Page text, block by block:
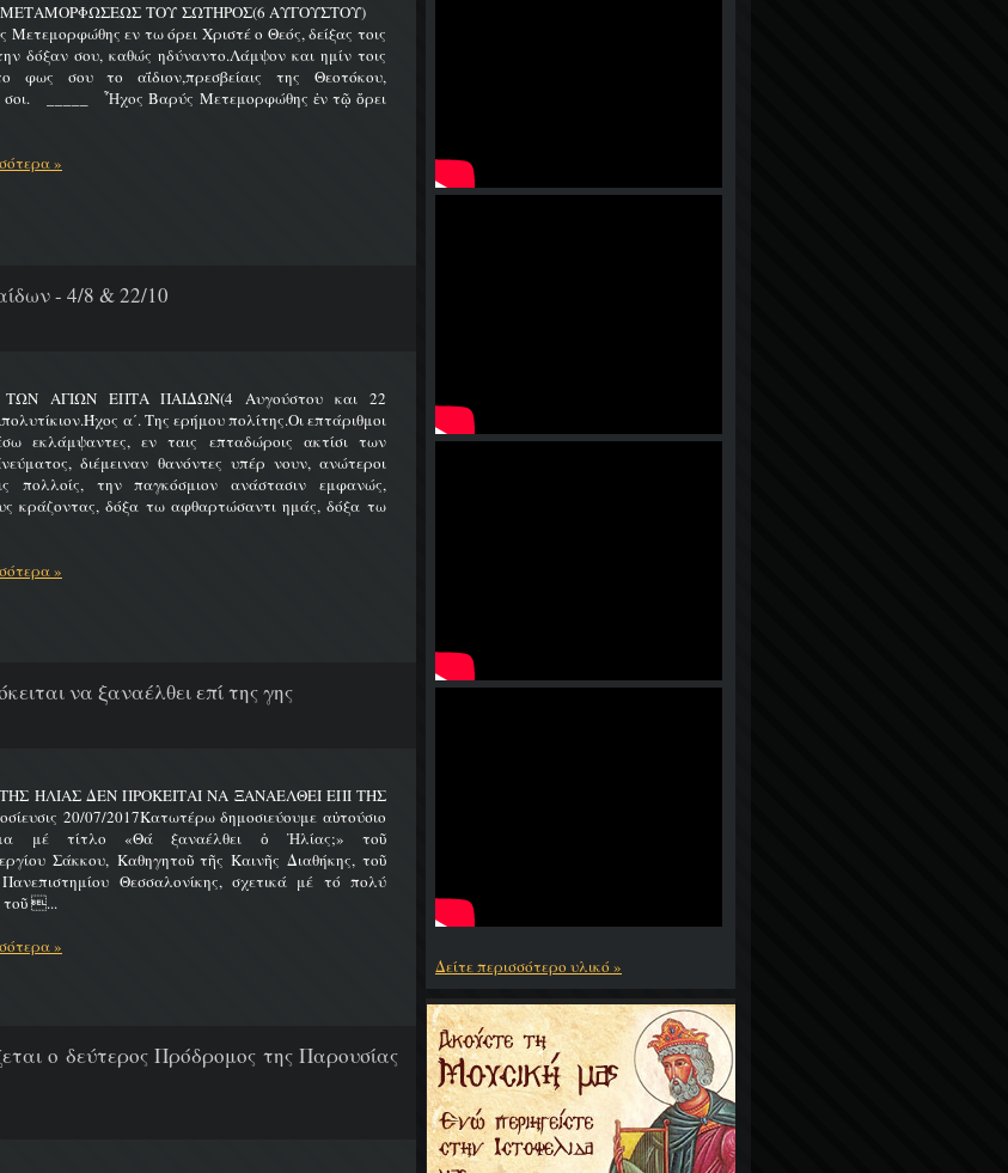
Δείτε περισσότερο υλικό »
ΜΕΤΑΜΟΡΦΩΣΕΩΣ ΤΟΥ ΣΩΤΗΡΟΣ(6 ΑΥΓΟΥΣΤΟΥ)
εν τω όρει Χριστέ ο Θεός, δείξας τοις
δόξαν σου, καθώς ηδύναντο.Λάμψον και ημίν τοις
φως σου το αΐδιον,πρεσβείαις της Θεοτόκου,
σοι. _____ Ἦχος Βαρύς Μετεμορφώθης ἐν τῷ ὄρει
»
- 4/8 & 22/10
ΤΩΝ ΑΓΙΩΝ ΕΠΤΑ ΠΑΙΔΩΝ(4 Αυγούστου και 22
α΄. Της ερήμου πολίτης.Οι επτάριθμοι
εκλάμψαντες, εν ταις επταδώροις ακτίσι των
διέμειναν θανόντες υπέρ νουν, ανώτεροι
πολλοίς, την παγκόσμιον ανάστασιν εμφανώς,
κράζοντας, δόξα τω αφθαρτώσαντι ημάς, δόξα τω
»
να ξαναέλθει επί της γης
ΗΛΙΑΣ ΔΕΝ ΠΡΟΚΕΙΤΑΙ ΝΑ ΞΑΝΑΕΛΘΕΙ ΕΠΙ ΤΗΣ
20/07/2017Κατωτέρω δημοσιεύουμε αὐτούσιο
μέ τίτλο «Θά ξαναέλθει ὁ Ἠλίας;» τοῦ
Σάκκου, Καθηγητοῦ τῆς Καινῆς Διαθήκης, τοῦ
Πανεπιστημίου Θεσσαλονίκης, σχετικά μέ τό πολύ
τοῦ ...
»
ο δεύτερος Πρόδρομος της Παρουσίας